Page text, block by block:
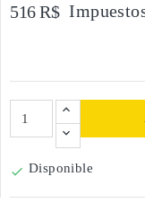
516 R$
 Disponible